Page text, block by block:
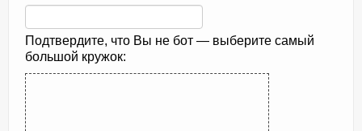
Подтвердите, что Вы не бот — выберите самый
большой кружок: